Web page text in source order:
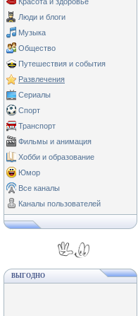
Люди и блоги
Музыка
Общество
Путешествия и события
Развлечения
Сериалы
Спорт
Транспорт
Фильмы и анимация
Хобби и образование
Юмор
Все каналы
Каналы пользователей
ВЫГОДНО